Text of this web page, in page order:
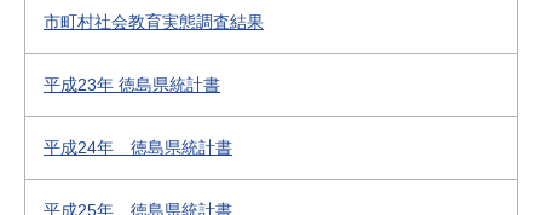
市町村社会教育実態調査結果
平成23年 徳島県統計書
平成24年 徳島県統計書
平成25年 徳島県統計書